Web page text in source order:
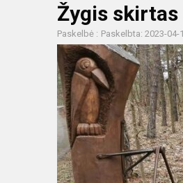
Žygis
Paskelbė : Paskelbta: 2023-04-